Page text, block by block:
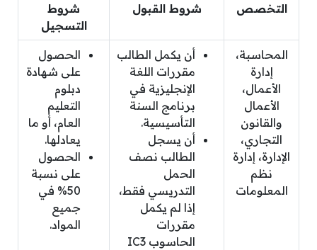
التخصص شروط القبول
شروط
التسجيل
المحاسبة،
إدارة
الأعمال،
الأعمال
والقانون
التجاري،
الإدارة، إدارة
نظم
المعلومات
أن يكمل الطالب
مقررات اللغة
الإنجليزية في
برنامج السنة
التأسيسية.
أن يسجل
الطالب نصف
الحمل
التدريسي فقط،
إذا لم يكمل
مقررات
الحاسوب IC3
الحصول
على شهادة
دبلوم
التعليم
العام، أو ما
يعادلها.
الحصول
على نسبة
50% في
جميع
المواد.